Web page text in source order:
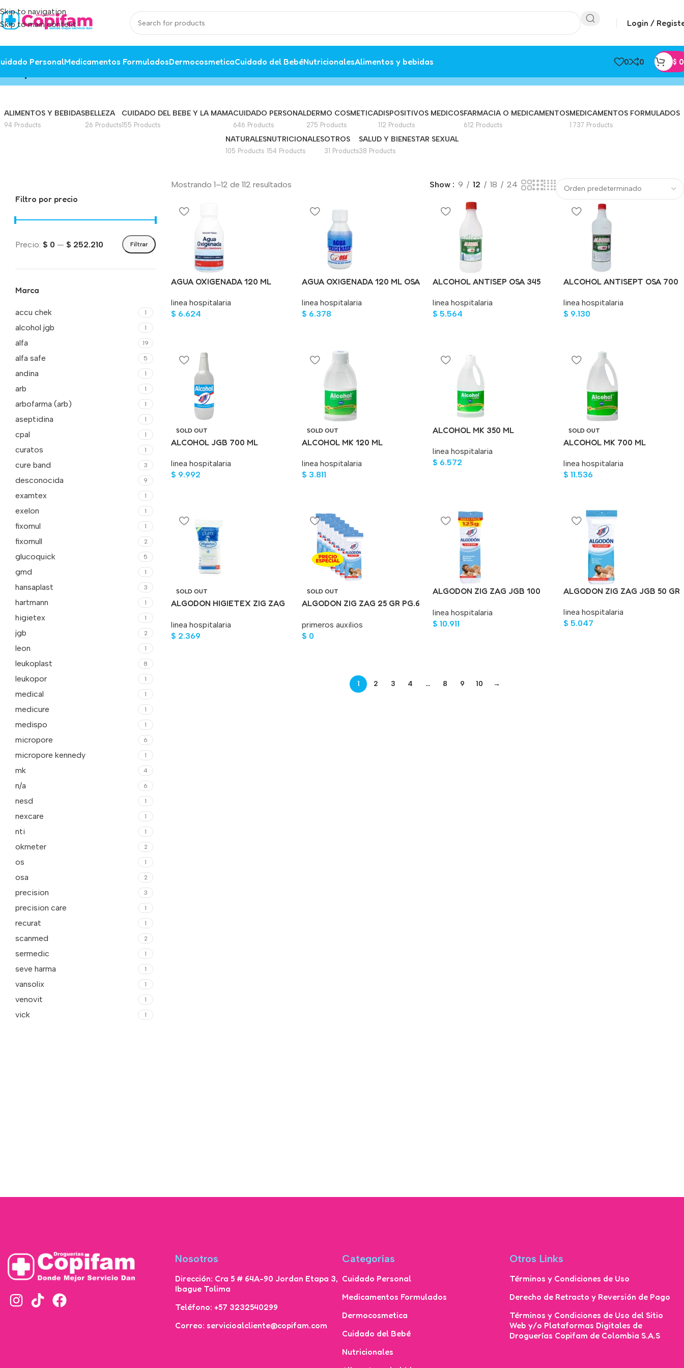
Skip to navigation
Skip to main content
Login /
PersonalMedicamentos FormuladosDermocosmeticaCuidado del BebéNutricionalesAlimentos y bebidas 0 0 $ 0
ALIMENTOS Y BEBIDAS
94 Products
BELLEZA
26 Products
CUIDADO DEL BEBE Y LA MAMA
155 Products
CUIDADO PERSONAL
646 Products
DERMO COSMETICA
275 Products
DISPOSITIVOS MEDICOS
112 Products
FARMACIA O MEDICAMENTOS
612 Products
MEDICAMENTOS FORMULADOS
1.737 Products
NATURALES
105 Products
NUTRICIONALES
154 Products
OTROS
31 Products
SALUD Y BIENESTAR SEXUAL
38 Products
Filtro por precio
Filtrar
Precio: $ 0 — $ 252.210
Marca
accu chek 1
alcohol jgb 1
alfa 19
alfa safe 5
andina 1
arb 1
arbofarma (arb) 1
aseptidina 1
cpal 1
curatos 1
cure band 3
desconocida 9
examtex 1
exelon 1
fixomul 1
fixomull 2
glucoquick 5
gmd 1
hansaplast 3
hartmann 1
higietex 1
jgb 2
leon 1
leukoplast 8
leukopor 1
medical 1
medicure 1
medispo 1
micropore 6
micropore kennedy 1
mk 4
n/a 6
nesd 1
nexcare 1
nti 1
okmeter 2
os 1
osa 2
precision 3
precision care 1
recurat 1
scanmed 2
sermedic 1
seve harma 1
vansolix 1
venovit 1
vick 1
Mostrando 1–12 de 112 resultados Show 9 12 18 24
AGUA OXIGENADA 120 ML
linea hospitalaria
$ 6.624
AGUA OXIGENADA 120 ML OSA
linea hospitalaria
$ 6.378
ALCOHOL ANTISEP OSA 345
linea hospitalaria
$ 5.564
ALCOHOL ANTISEPT OSA 700
linea hospitalaria
$ 9.130
SOLD OUT
ALCOHOL JGB 700 ML
linea hospitalaria
$ 9.992
SOLD OUT
ALCOHOL MK 120 ML
linea hospitalaria
$ 3.811
ALCOHOL MK 350 ML
linea hospitalaria
$ 6.572
SOLD OUT
ALCOHOL MK 700 ML
linea hospitalaria
$ 11.536
SOLD OUT
ALGODON HIGIETEX ZIG ZAG
linea hospitalaria
$ 2.369
SOLD OUT
ALGODON ZIG ZAG 25 GR PG.6
primeros auxilios
$ 0
ALGODON ZIG ZAG JGB 100
linea hospitalaria
$ 10.911
ALGODON ZIG ZAG JGB 50 GR
linea hospitalaria
$ 5.047
1 2 3 4 … 8 9 10 →
Nosotros
Dirección: Cra 5 # 64A-90 Jordan Etapa 3,
Ibague Tolima
Teléfono: +57 3232540299
Correo: servicioalcliente@copifam.com
Categorías
Cuidado Personal
Medicamentos Formulados
Dermocosmetica
Cuidado del Bebé
Nutricionales
Otros Links
Términos y Condiciones de Uso
Derecho de Retracto y Reversión de Pago
Términos y Condiciones de Uso del Sitio
Web y/o Plataformas Digitales de
Droguerías Copifam de Colombia S.A.S